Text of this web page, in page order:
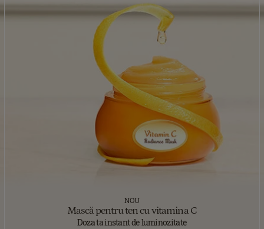
NOU
Mască pentru ten cu vitamina C
Doza ta instant de luminozitate